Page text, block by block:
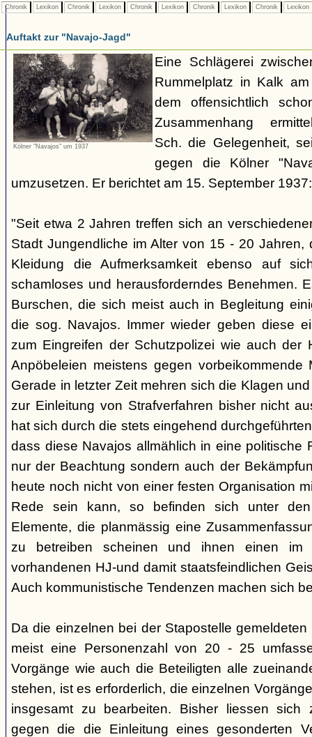
Chronik Lexikon Chronik Lexikon Chronik Lexikon Chronik Lexikon Chronik Lexikon
Auftakt zur "Navajo-Jagd"
Kölner "Navajos" um 1937
Eine Schlägerei
Rummelplatz in Kalk
dem offensichtlich
Zusammenhang
Sch. die Gelegenheit,
gegen die Kölner
umzusetzen. Er berichtet am 15. September 1937:
"Seit etwa 2 Jahren treffen sich an
Stadt Jungendliche im Alter von 15 - 20 Jahren,
Kleidung die Aufmerksamkeit ebenso auf
schamloses und herausforderndes Benehmen.
Burschen, die sich meist auch in Begleitung
die sog. Navajos. Immer wieder geben diese
zum Eingreifen der Schutzpolizei wie auch der
Anpöbeleien meistens gegen vorbeikommende
Gerade in letzter Zeit mehren sich die Klagen
zur Einleitung von Strafverfahren bisher nicht
hat sich durch die stets eingehend
dass diese Navajos allmählich in eine politische
nur der Beachtung sondern auch der
heute noch nicht von einer festen Organisation
Rede sein kann, so befinden sich unter
Elemente, die planmässig eine
zu betreiben scheinen und ihnen einen im
vorhandenen HJ-und damit staatsfeindlichen
Auch kommunistische Tendenzen machen sich
Da die einzelnen bei der Stapostelle
meist eine Personenzahl von 20 - 25
Vorgänge wie auch die Beteiligten alle
stehen, ist es erforderlich, die einzelnen
insgesamt zu bearbeiten. Bisher liessen sich
gegen die die Einleitung eines gesonderten